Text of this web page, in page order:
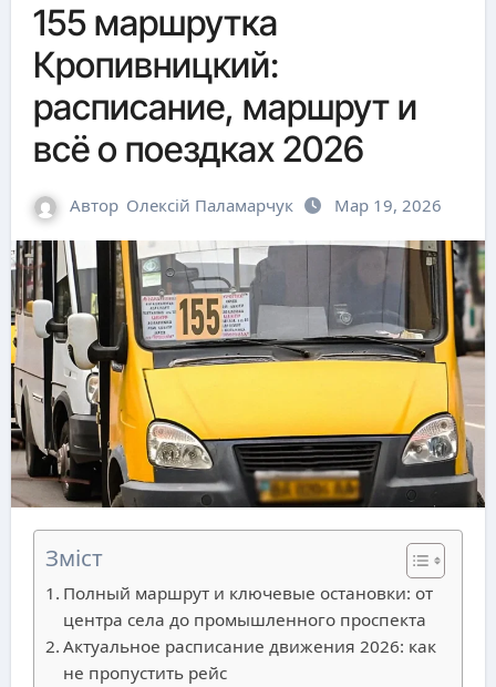
155 маршрутка
Кропивницкий:
расписание, маршрут и
всё о поездках 2026
Автор Олексій Паламарчук Мар 19, 2026
Зміст
Полный маршрут и ключевые остановки: от
центра села до промышленного проспекта
Актуальное расписание движения 2026: как
не пропустить рейс